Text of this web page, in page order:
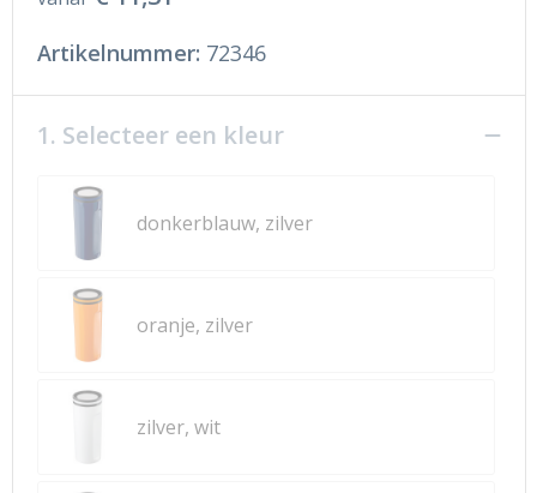
Artikelnummer: 72346
1. Selecteer een kleur
donkerblauw, zilver
oranje, zilver
zilver, wit